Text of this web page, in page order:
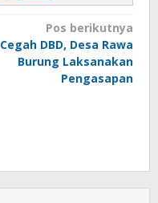
Pos berikutnya
Cegah DBD, Desa Rawa
Burung Laksanakan
Pengasapan